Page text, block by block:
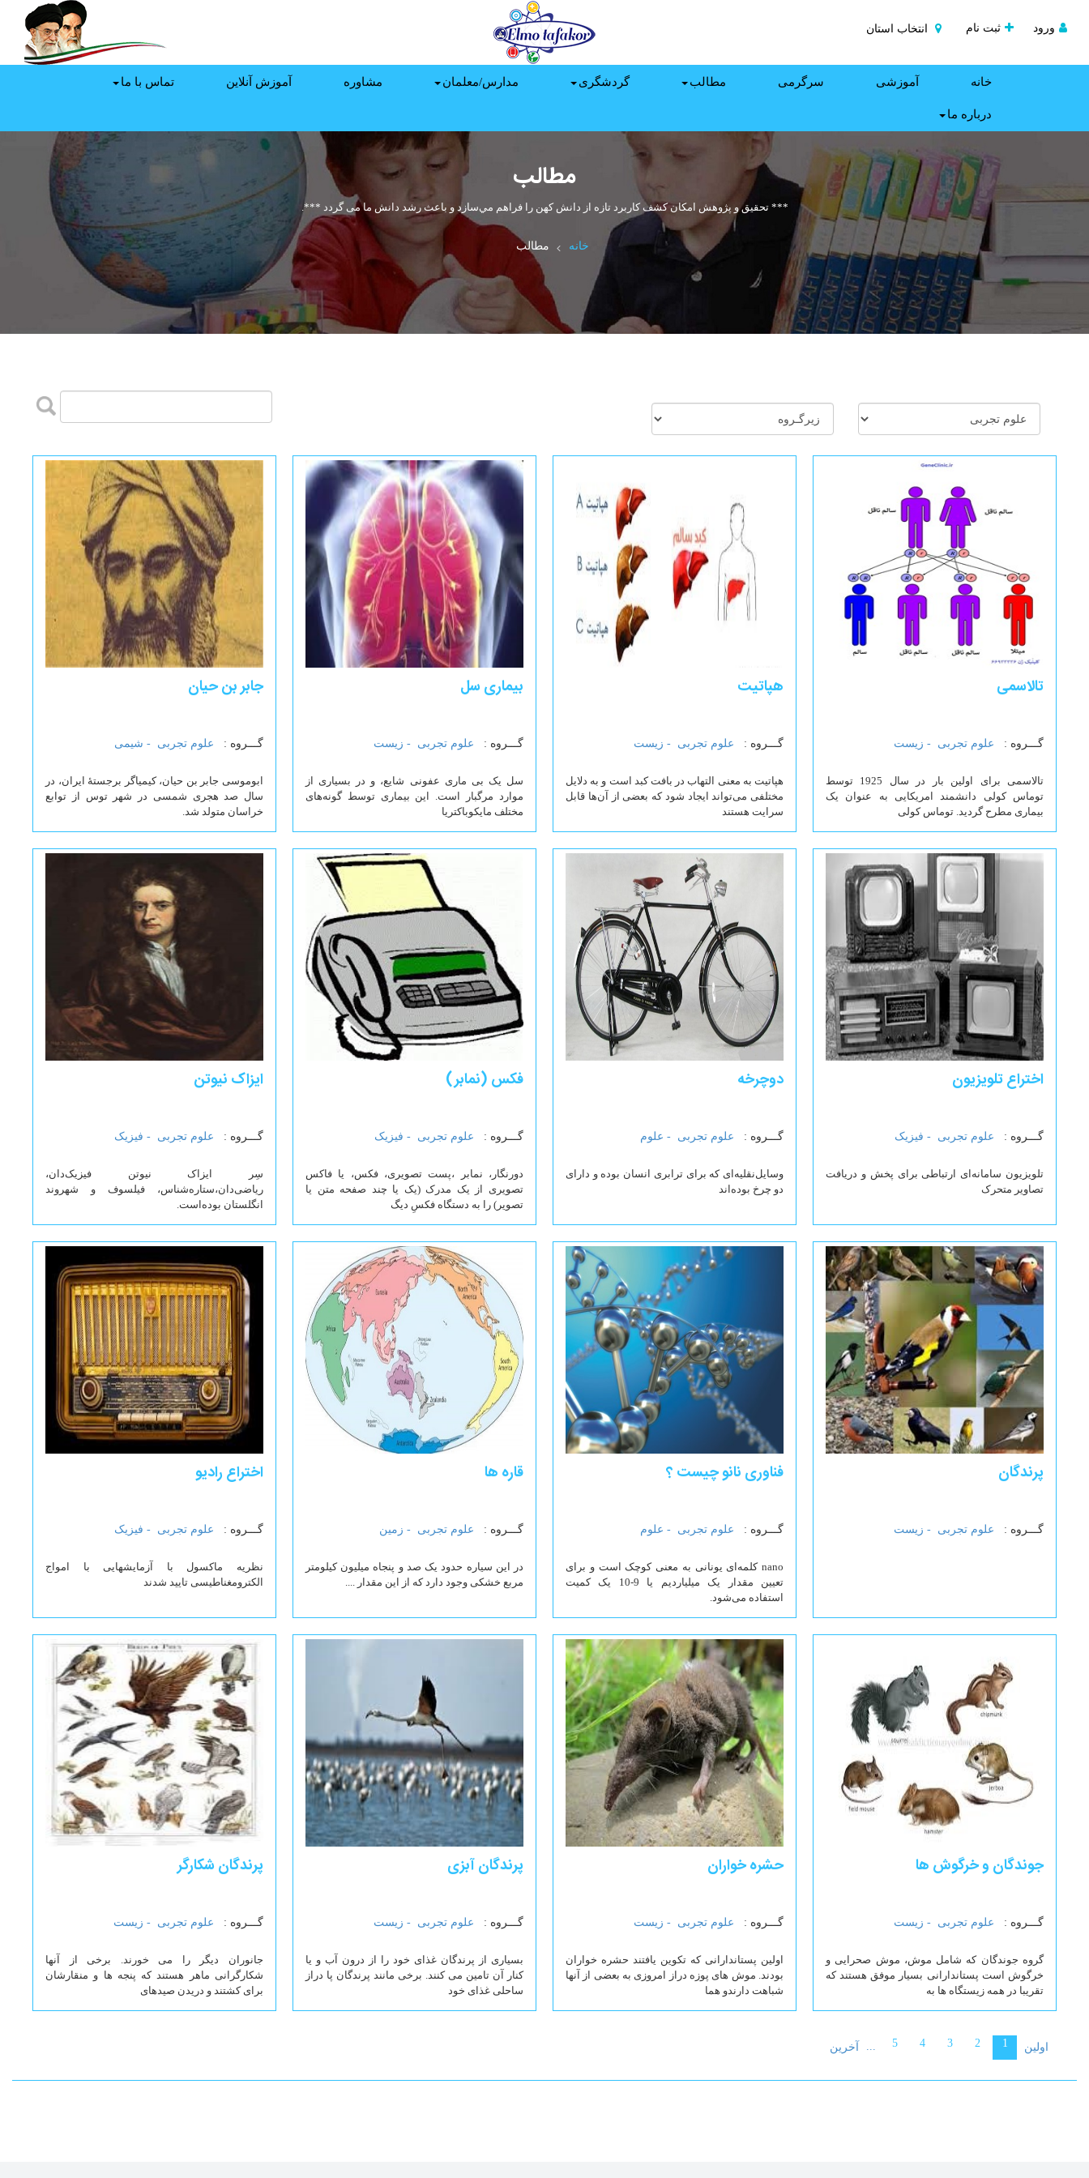
ورود ثبت نام انتخاب استان
خانه آموزشی سرگرمی مطالب گردشگری مدارس/معلمان مشاوره آموزش آنلاین تماس با ما
درباره ما
مطالب
*** تحقیق و پژوهش امكان كشف كاربرد تازه از دانش كهن را فراهم مي‌سازد و باعث رشد دانش ما می گردد ***.
خانه مطالب
جابر بن حیان
گـــروه : علوم تجربی - شیمی
ابوموسی جابر بن حیان، کیمیاگر برجستهٔ ایران، در
سال صد هجری شمسی در شهر توس از توابع
خراسان متولد شد.
بیماری سل
گـــروه : علوم تجربی - زیست
سل یک بی ماری عفونی شایع، و در بسیاری از
موارد مرگبار است. این بیماری توسط گونه‌های
مختلف مایکوباکتریا
هپاتیت
گـــروه : علوم تجربی - زیست
هپاتیت به معنی التهاب در بافت کبد است و به دلایل
مختلفی می‌تواند ایجاد شود که بعضی از آن‌ها قابل
سرایت هستند
تالاسمی
گـــروه : علوم تجربی - زیست
تالاسمی برای اولین بار در سال 1925 توسط
توماس کولی دانشمند امریکایی به عنوان یک
بیماری مطرح گردید. توماس کولی
ایزاک نیوتن
گـــروه : علوم تجربی - فیزیک
سِر ایزاک نیوتن فیزیک‌دان،
ریاضی‌دان،ستاره‌شناس، فیلسوف و شهروند
انگلستان بوده‌است.
فکس (نمابر)
گـــروه : علوم تجربی - فیزیک
دورنگار، نمابر ،پست تصویری، فکس، یا فاکس
تصویری از یک مدرک (یک یا چند صفحه متن یا
تصویر) را به دستگاه فکسِ دیگ
دوچرخه
گـــروه : علوم تجربی - علوم
وسایل‌نقلیه‌ای که برای ترابری انسان بوده و دارای
دو چرخ بوده‌اند
اختراع تلویزیون
گـــروه : علوم تجربی - فیزیک
تلویزیون سامانه‌ای ارتباطی برای پخش و دریافت
تصاویر متحرک
اختراع رادیو
گـــروه : علوم تجربی - فیزیک
نظریه ماکسول با آزمایشهایی با امواج
الکترومغناطیسی تایید شدند
قاره ها
گـــروه : علوم تجربی - زمین
در این سیاره حدود یک صد و پنجاه میلیون کیلومتر
مربع خشکی وجود دارد که از این مقدار ....
فناوری نانو چیست ؟
گـــروه : علوم تجربی - علوم
nano کلمه‌ای یونانی به معنی کوچک است و برای
تعیین مقدار یک میلیاردیم یا 9-10 یک کمیت
استفاده می‌شود.
پرندگان
گـــروه : علوم تجربی - زیست
پرندگان شکارگر
گـــروه : علوم تجربی - زیست
جانوران دیگر را می خورند. برخی از آنها
شکارگرانی ماهر هستند که پنجه ها و منقارشان
برای کشتند و دریدن صیدهای
پرندگان آبزی
گـــروه : علوم تجربی - زیست
بسیاری از پرندگان غذای خود را از درون آب و یا
کنار آن تامین می کنند. برخی مانند پرندگان پا دراز
ساحلی غذای خود
حشره خواران
گـــروه : علوم تجربی - زیست
اولین پستاندارانی که تکوین یافتند حشره خواران
بودند. موش های پوزه دراز امروزی به بعضی از آنها
شباهت دارندو هما
جوندگان و خرگوش ها
گـــروه : علوم تجربی - زیست
گروه جوندگان که شامل موش، موش صحرایی و
خرگوش است پستاندارانی بسیار موفق هستند که
تقریبا در همه زیستگاه ها به
اولین 1
2
3
4
5
... آخرین